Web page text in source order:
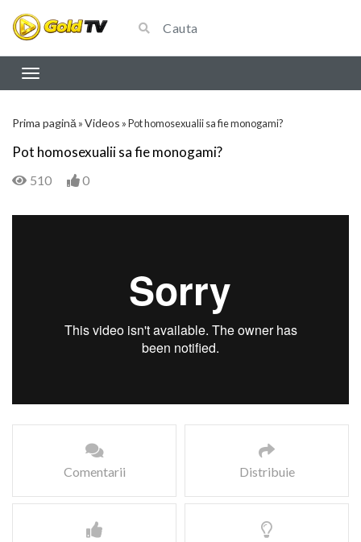
Prima pagină »Videos »Pot homosexualii sa fie monogami?
Pot homosexualii sa fie monogami?
510 0
Comentarii Distribuie